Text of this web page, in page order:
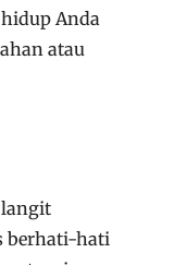
Anda
atau
berhati-hati